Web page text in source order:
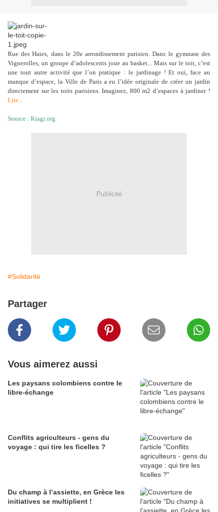
Rue des Haies, dans le 20e arrondissement parisien. Dans le gymnase des
Vignerolles, un groupe d’adolescents joue au basket... Mais sur le toit, c’est
une tout autre activité que l’on pratique : le jardinage ! Et oui, face au
manque d’espace, la Ville de Paris a eu l’idée originale de créer un jardin
directement sur les toits parisiens. Imaginez, 800 m2 d’espaces à jardiner !
Lire...
Source : Kiagi.org
Publicité
#Solidarité
Partager
Vous aimerez aussi
Les paysans colombiens contre le
libre-échange
Conflits agriculteurs - gens du
voyage : qui tire les ficelles ?
Du champ à l’assiette, en Grèce les
initiatives se multiplient !